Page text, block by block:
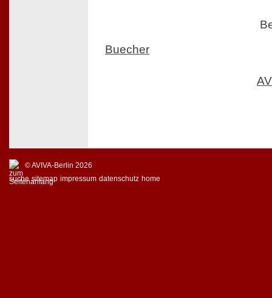
Buecher
© AVIVA-Berlin 2026
suche sitemap impressum datenschutz home